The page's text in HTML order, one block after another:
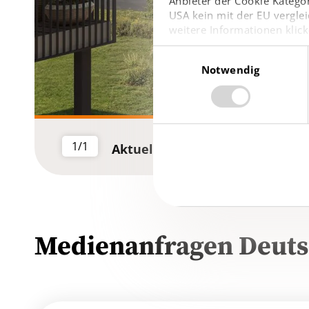
USA kein mit der EU
weitere Informationen
Einwilligungsauswahl
Notwendig
1/1 Aktuelles BUWOG-
Medienanfragen